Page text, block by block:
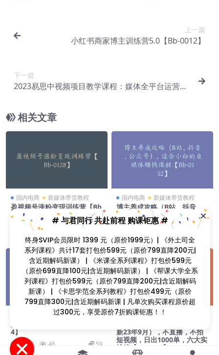
上一篇
小红书商家博主训练营5.0【Bb-0012】
下一篇
2023易思中视频项目教学课程：媒体全平台运营基
【Bb-0014】
相关文章
国内电商 新媒体带货教程
盈视频号涨粉变现训练营【Bb
-0128】
1 年前 39
国内电商 新媒体带货教程
博主养成攻略（B站、抖音、
公众号），适合小白的自媒体
赚钱课程【Bb-0152】
拼多多开店运营教程
4】
3 年前 46 59
国内电商 抖音运营教程
新23年9月），不直播，不拍
短视频，日出1000单，六大实
战篇【Bc-0007】
# 与君同行 共赴前程 购课钜惠 #
终身SVIP会员限时 1399 元（原价1999元）| 《外土司全
系列课程》共计17套打包价599元（原价799直降200元|
含近期解码新课） | 《米课全系列课程》打包价599元
（原价699直降100元|含近期解码新课） | 《帮课大学全系
列课程》打包价599元（原价799直降200元|含近期解码
新课） | 《卡思学范全系列教程》打包价499元（原价
799直降300元|含近期解码新课 | 凡单次购买课程原价超
过300元，享受原价7折购课钜惠！！